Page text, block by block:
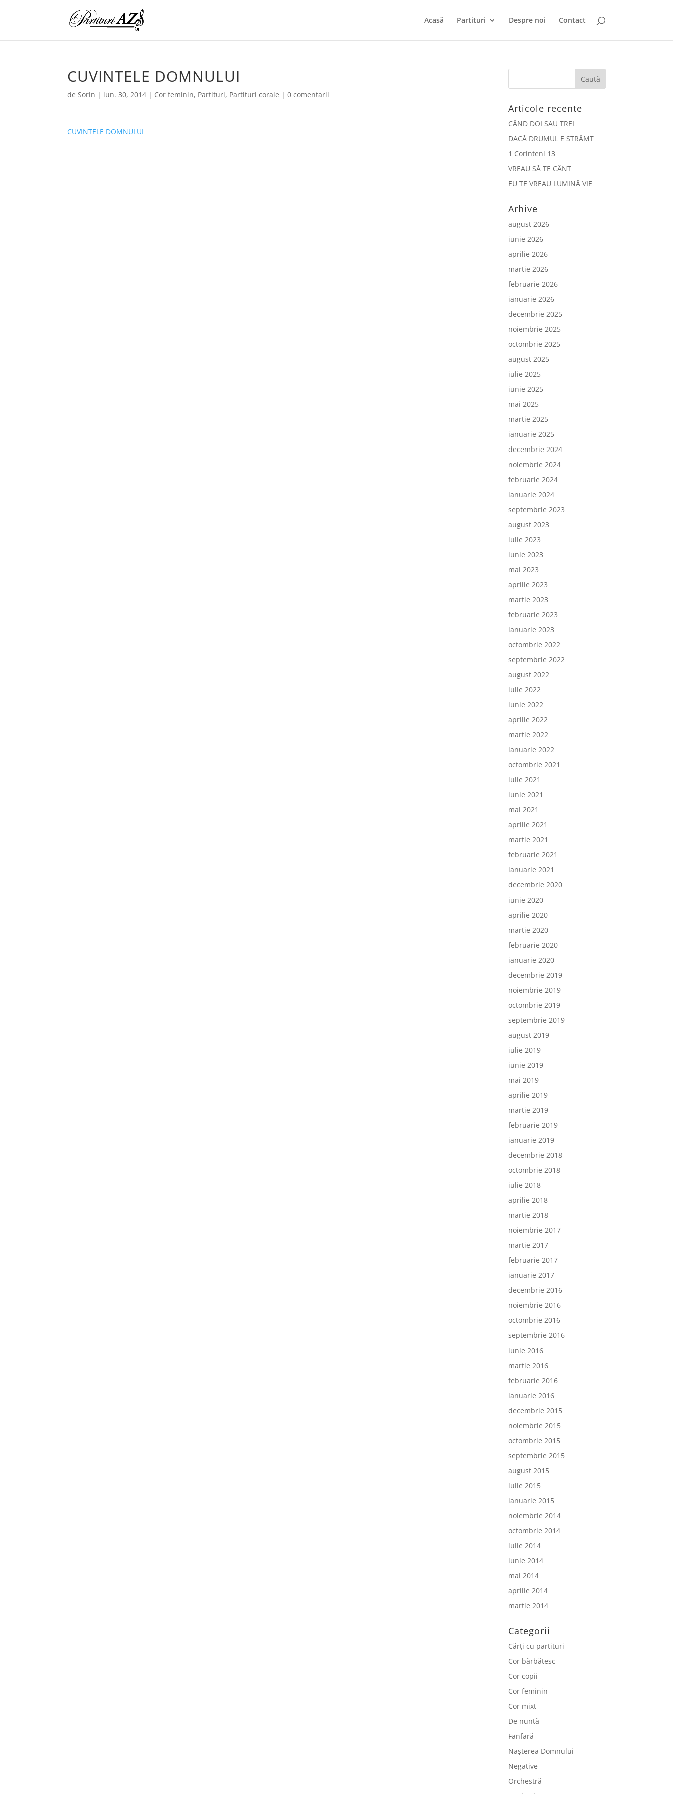
Acasă Partituri Despre noi Contact
CUVINTELE DOMNULUI
deSorin | iun. 30, 2014 | Cor feminin, Partituri, Partituri corale |0 comentarii
CUVINTELE DOMNULUI
Articole recente
CÂND DOI SAU TREI
DACĂ DRUMUL E STRÂMT
1 Corinteni 13
VREAU SĂ TE CÂNT
EU TE VREAU LUMINĂ VIE
Arhive
august 2026
iunie 2026
aprilie 2026
martie 2026
februarie 2026
ianuarie 2026
decembrie 2025
noiembrie 2025
octombrie 2025
august 2025
iulie 2025
iunie 2025
mai 2025
martie 2025
ianuarie 2025
decembrie 2024
noiembrie 2024
februarie 2024
ianuarie 2024
septembrie 2023
august 2023
iulie 2023
iunie 2023
mai 2023
aprilie 2023
martie 2023
februarie 2023
ianuarie 2023
octombrie 2022
septembrie 2022
august 2022
iulie 2022
iunie 2022
aprilie 2022
martie 2022
ianuarie 2022
octombrie 2021
iulie 2021
iunie 2021
mai 2021
aprilie 2021
martie 2021
februarie 2021
ianuarie 2021
decembrie 2020
iunie 2020
aprilie 2020
martie 2020
februarie 2020
ianuarie 2020
decembrie 2019
noiembrie 2019
octombrie 2019
septembrie 2019
august 2019
iulie 2019
iunie 2019
mai 2019
aprilie 2019
martie 2019
februarie 2019
ianuarie 2019
decembrie 2018
octombrie 2018
iulie 2018
aprilie 2018
martie 2018
noiembrie 2017
martie 2017
februarie 2017
ianuarie 2017
decembrie 2016
noiembrie 2016
octombrie 2016
septembrie 2016
iunie 2016
martie 2016
februarie 2016
ianuarie 2016
decembrie 2015
noiembrie 2015
octombrie 2015
septembrie 2015
august 2015
iulie 2015
ianuarie 2015
noiembrie 2014
octombrie 2014
iulie 2014
iunie 2014
mai 2014
aprilie 2014
martie 2014
Categorii
Cărți cu partituri
Cor bărbătesc
Cor copii
Cor feminin
Cor mixt
De nuntă
Fanfară
Nașterea Domnului
Negative
Orchestră